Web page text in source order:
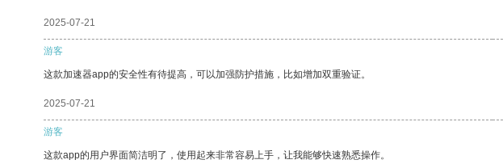
2025-07-21
游客
这款加速器app的安全性有待提高，可以加强防护措施，比如增加双重验证。
2025-07-21
游客
这款app的用户界面简洁明了，使用起来非常容易上手，让我能够快速熟悉操作。